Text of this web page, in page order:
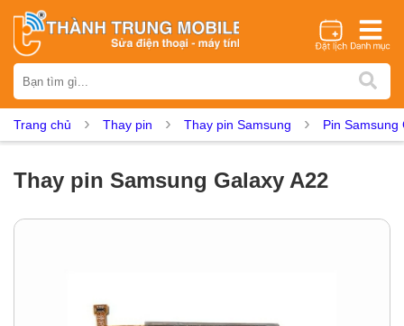
iPhone Samsung Oppo Xiaomi Realme Vivo
Vsmart Nokia Google Pixel
Dịch vụ sửa chữa
Thay màn hình
Trang chủ Thay pin Thay pin Samsung Pin Samsung
Thay pin Samsung Galaxy A22